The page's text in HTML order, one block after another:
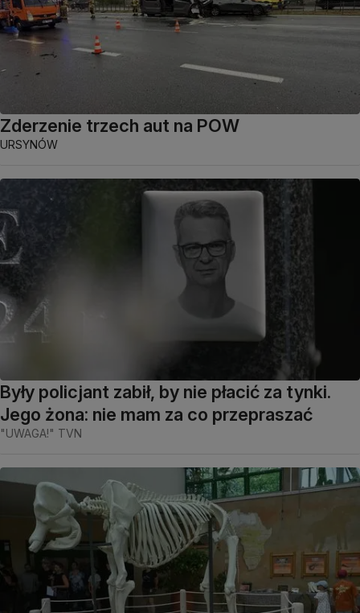
Zderzenie trzech aut na POW
URSYNÓW
Były policjant zabił, by nie płacić za tynki.
Jego żona: nie mam za co przepraszać
"UWAGA!" TVN